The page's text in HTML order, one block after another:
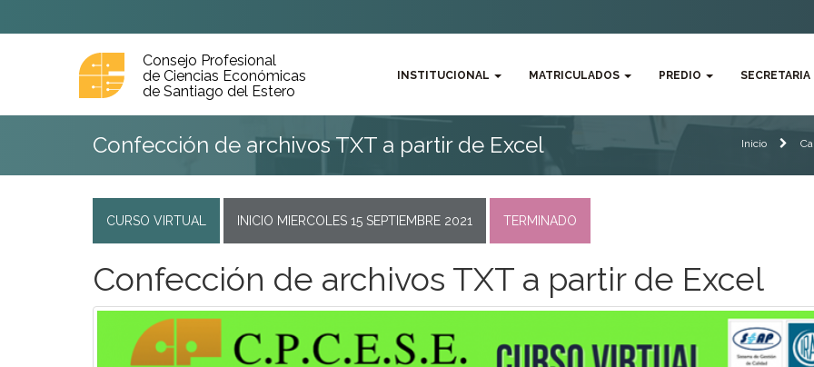
Consejo Profesional
de Ciencias Económicas
de Santiago del Estero
INSTITUCIONAL MATRICULADOS PREDIO
Confección de archivos TXT a partir de Excel Inicio
CURSO VIRTUAL INICIO MIERCOLES 15 SEPTIEMBRE 2021 TERMINADO
Confección de archivos TXT a partir de Excel